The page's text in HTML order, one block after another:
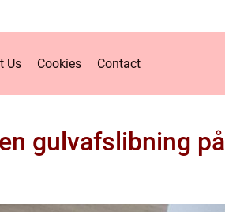
Us Cookies Contact
gulvafslibning